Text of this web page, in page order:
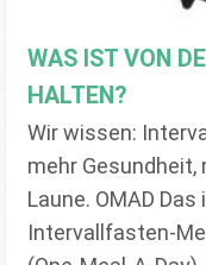
WAS IST VON
HALTEN?
Wir wissen:
mehr
Laune. OMAD
Intervallfasten-